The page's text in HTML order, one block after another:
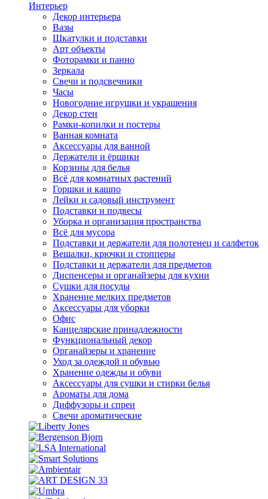
Интерьер
Декор интерьера
Вазы
Шкатулки и подставки
Арт объекты
Фоторамки и панно
Зеркала
Свечи и подсвечники
Часы
Новогодние игрушки и украшения
Декор стен
Рамки-копилки и постеры
Ванная комната
Аксессуары для ванной
Держатели и ёршики
Корзины для белья
Всё для комнатных растений
Горшки и кашпо
Лейки и садовый инструмент
Подставки и подвесы
Уборка и организация пространства
Всё для мусора
Подставки и держатели для полотенец и салфеток
Вешалки, крючки и стопперы
Подставки и держатели для предметов
Диспенсеры и органайзеры для кухни
Сушки для посуды
Хранение мелких предметов
Аксессуары для уборки
Офис
Канцелярские принадлежности
Функциональный декор
Органайзеры и хранение
Уход за одеждой и обувью
Хранение одежды и обуви
Аксессуары для сушки и стирки белья
Ароматы для дома
Диффузоры и спреи
Свечи ароматические